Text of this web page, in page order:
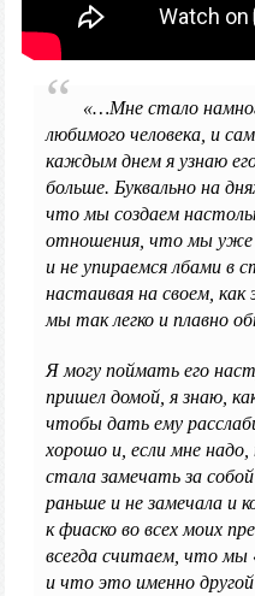
«…Мне стало
любимого человека, и
каждым днем я узнаю
больше. Буквально на
что мы создаем
отношения, что мы уже
и не упираемся лбами в
настаивая на своем,
мы так легко и плавно
Я могу поймать его
пришел домой, я знаю,
чтобы дать ему
хорошо и, если мне
стала замечать за
раньше и не замечала и
к фиаско во всех моих
всегда считаем, что
и что это именно